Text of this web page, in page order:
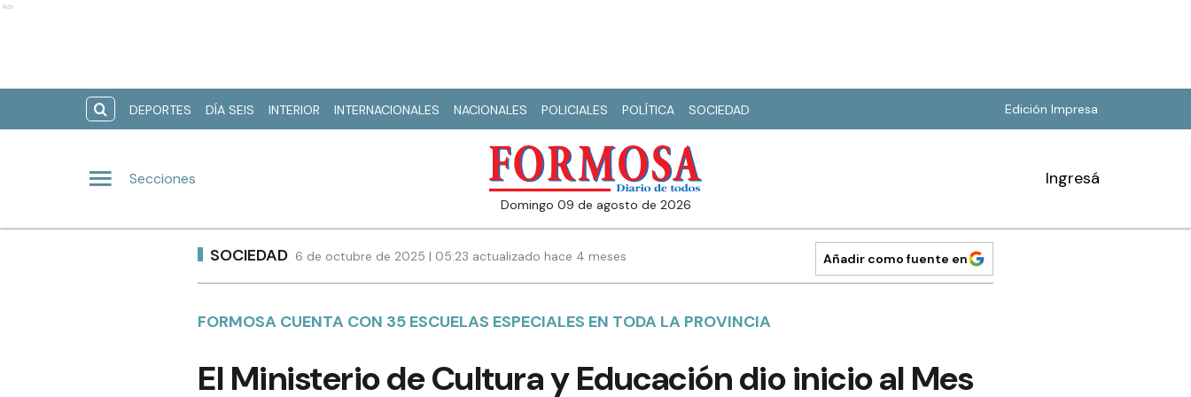
Ads
DEPORTES DÍA SEIS INTERIOR INTERNACIONALES NACIONALES POLICIALES POLÍTICA SOCIEDAD Edición Impresa
Secciones
domingo 09 de agosto de 2026
Ingresá
SOCIEDAD 6 de octubre de 2025 | 05:23 actualizado hace 4 meses Añadir como fuente en
FORMOSA CUENTA CON 35 ESCUELAS ESPECIALES EN TODA LA PROVINCIA
El Ministerio de Cultura y Educación dio inicio al Mes